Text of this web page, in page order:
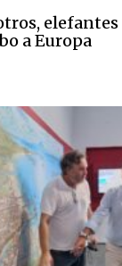
a Europa